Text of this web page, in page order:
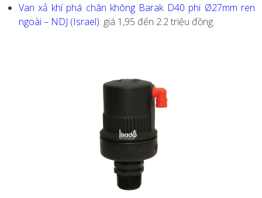
Van xả khí phá chân không Barak D40 phi Ø27mm ren
ngoài – NDJ (Israel): giá 1,95 đến 2.2 triệu đồng.